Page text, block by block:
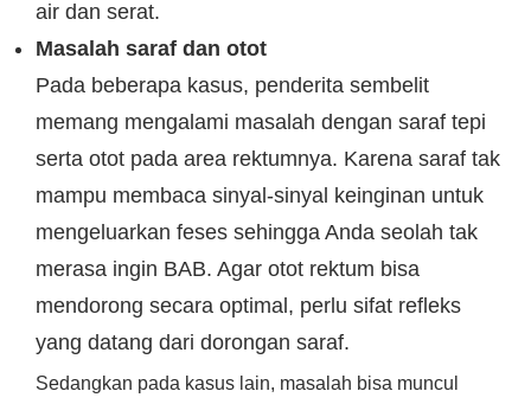
air dan serat.
Masalah saraf dan otot
Pada beberapa kasus, penderita sembelit
memang mengalami masalah dengan saraf tepi
serta otot pada area rektumnya. Karena saraf tak
mampu membaca sinyal-sinyal keinginan untuk
mengeluarkan feses sehingga Anda seolah tak
merasa ingin BAB. Agar otot rektum bisa
mendorong secara optimal, perlu sifat refleks
yang datang dari dorongan saraf.
Sedangkan pada kasus lain, masalah bisa muncul